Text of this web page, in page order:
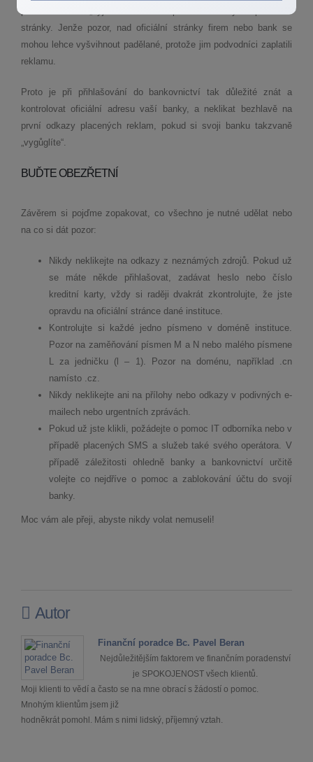
stránky. Jenže pozor, nad oficiální stránky firem nebo bank se
mohou lehce vyšvihnout padělané, protože jim podvodníci zaplatili
reklamu.
Proto je při přihlašování do bankovnictví tak důležité znát a
kontrolovat oficiální adresu vaší banky, a neklikat bezhlavě na
první odkazy placených reklam, pokud si svoji banku takzvaně
„vygůglíte“.
BUĎTE OBEZŘETNÍ
Závěrem si pojďme zopakovat, co všechno je nutné udělat nebo
na co si dát pozor:
Nikdy neklikejte na odkazy z neznámých zdrojů. Pokud už
se máte někde přihlašovat, zadávat heslo nebo číslo
kreditní karty, vždy si raději dvakrát zkontrolujte, že jste
opravdu na oficiální stránce dané instituce.
Kontrolujte si každé jedno písmeno v doméně instituce.
Pozor na zaměňování písmen M a N nebo malého písmene
L za jedničku (l – 1). Pozor na doménu, například .cn
namísto .cz.
Nikdy neklikejte ani na přílohy nebo odkazy v podivných e-
mailech nebo urgentních zprávách.
Pokud už jste klikli, požádejte o pomoc IT odborníka nebo v
případě placených SMS a služeb také svého operátora. V
případě záležitosti ohledně banky a bankovnictví určitě
volejte co nejdříve o pomoc a zablokování účtu do svojí
banky.
Moc vám ale přeji, abyste nikdy volat nemuseli!
Autor
Finanční poradce Bc. Pavel Beran
Nejdůležitějším faktorem ve finančním poradenství
je SPOKOJENOST všech klientů.
Moji klienti to vědí a často se na mne obrací s žádostí o pomoc.
Mnohým klientům jsem již
hodněkrát pomohl. Mám s nimi lidský, příjemný vztah.